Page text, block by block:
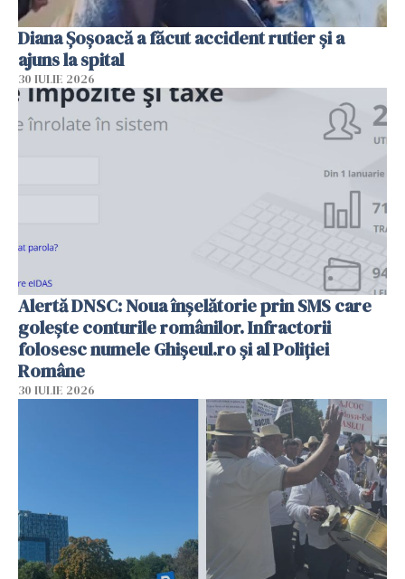
Diana Șoșoacă a făcut accident rutier și a
ajuns la spital
30 IULIE 2026
Alertă DNSC: Noua înșelătorie prin SMS care
golește conturile românilor. Infractorii
folosesc numele Ghișeul.ro și al Poliției
Române
30 IULIE 2026